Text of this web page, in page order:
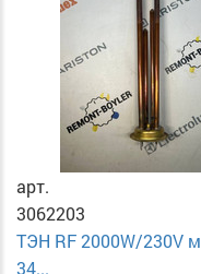
арт.
3062203
ТЭН RF 2000W/230V
34...